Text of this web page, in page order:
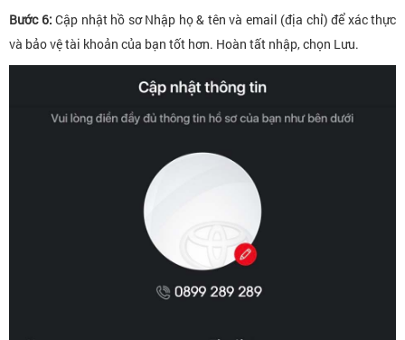
Bước 6: Cập nhật hồ sơ Nhập họ & tên và email (địa chỉ) để xác thực
và bảo vệ tài khoản của bạn tốt hơn. Hoàn tất nhập, chọn Lưu.